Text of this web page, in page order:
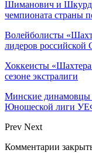
Шиманович и
чемпионата страны
Волейболисты
лидеров российской
Хоккеисты
сезоне экстралиги
Минские динамовцы
Юношеской лиги
Prev Next
Комментарии